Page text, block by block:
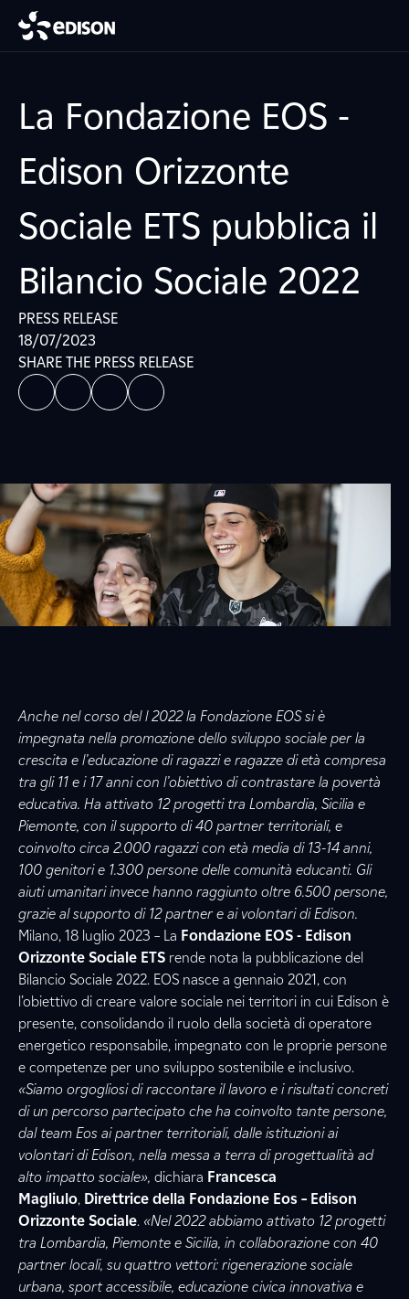
La Fondazione EOS -
Edison Orizzonte
Sociale ETS pubblica il
Bilancio Sociale 2022
PRESS RELEASE
18/07/2023
SHARE THE PRESS RELEASE
Anche nel corso del l 2022 la Fondazione EOS si è
impegnata nella promozione dello sviluppo sociale per la
crescita e l’educazione di ragazzi e ragazze di età compresa
tra gli 11 e i 17 anni con l’obiettivo di contrastare la povertà
educativa. Ha attivato 12 progetti tra Lombardia, Sicilia e
Piemonte, con il supporto di 40 partner territoriali, e
coinvolto circa 2.000 ragazzi con età media di 13-14 anni,
100 genitori e 1.300 persone delle comunità educanti. Gli
aiuti umanitari invece hanno raggiunto oltre 6.500 persone,
grazie al supporto di 12 partner e ai volontari di Edison.
Milano, 18 luglio 2023 – La Fondazione EOS - Edison
Orizzonte Sociale ETS rende nota la pubblicazione del
Bilancio Sociale 2022. EOS nasce a gennaio 2021, con
l’obiettivo di creare valore sociale nei territori in cui Edison è
presente, consolidando il ruolo della società di operatore
energetico responsabile, impegnato con le proprie persone
e competenze per uno sviluppo sostenibile e inclusivo.
«Siamo orgogliosi di raccontare il lavoro e i risultati concreti
di un percorso partecipato che ha coinvolto tante persone,
dal team Eos ai partner territoriali, dalle istituzioni ai
volontari di Edison, nella messa a terra di progettualità ad
alto impatto sociale», dichiara Francesca
Magliulo, Direttrice della Fondazione Eos – Edison
Orizzonte Sociale. «Nel 2022 abbiamo attivato 12progetti
tra Lombardia, Piemonte e Sicilia, in collaborazione con 40
partner locali, su quattro vettori: rigenerazione sociale
urbana, sport accessibile, educazione civica innovativa e